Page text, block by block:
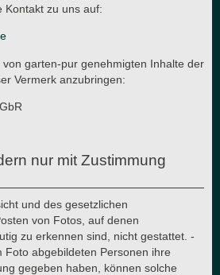
Kontakt zu uns auf:
von garten-pur genehmigten Inhalte der
Vermerk anzubringen:
nur mit Zustimmung
und des gesetzlichen
von Fotos, auf denen
zu erkennen sind, nicht gestattet. -
Foto abgebildeten Personen ihre
gegeben haben, können solche